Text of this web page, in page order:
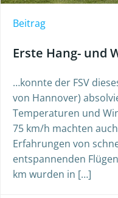
Beitrag
Erste Hang- und
…konnte der FSV
von Hannover)
Temperaturen und
75 km/h machten
Erfahrungen von
entspannenden
km wurden in […]